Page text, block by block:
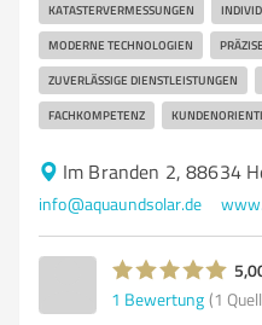
KATASTERVERMESSUNGEN
MODERNE TECHNOLOGIEN
ZUVERLÄSSIGE DIENSTLEISTUNGEN
FACHKOMPETENZ
Im Branden 2, 88634
info@aquaundsolar.de
1 Bewertung (1